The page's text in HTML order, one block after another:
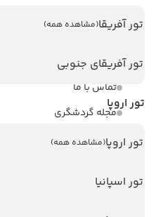
تور آفریقا(مشاهده همه)
تور آفریقای جنوبی
تور اروپا
تور اروپا(مشاهده همه)
تور اسپانیا
درباره ما
تماس با ما
مجله گردشگری
هتل های آنتالیا